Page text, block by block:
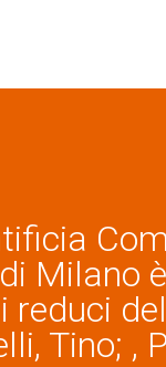
Milano
reduci
Tino;